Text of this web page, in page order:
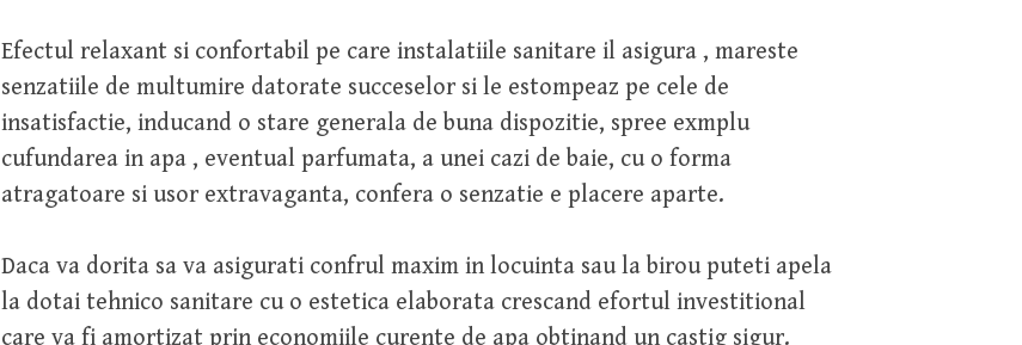
Efectul relaxant si confortabil pe care instalatiile sanitare il asigura , mareste
senzatiile de multumire datorate succeselor si le estompeaz pe cele de
insatisfactie, inducand o stare generala de buna dispozitie, spree exmplu
cufundarea in apa , eventual parfumata, a unei cazi de baie, cu o forma
atragatoare si usor extravaganta, confera o senzatie e placere aparte.
Daca va dorita sa va asigurati confrul maxim in locuinta sau la birou puteti apela
la dotai tehnico sanitare cu o estetica elaborata crescand efortul investitional
care va fi amortizat prin economiile curente de apa obtinand un castig sigur.